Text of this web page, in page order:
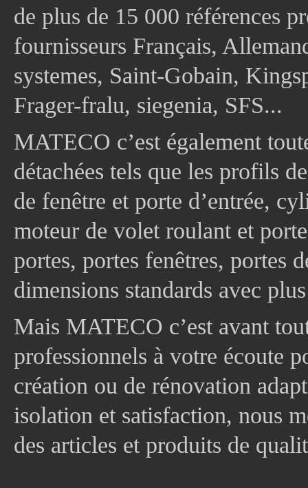
de plus de 15 000 références
fournisseurs Français,
systemes, Saint-Gobain,
Frager-fralu, siegenia, SFS...
MATECO c’est également
détachées tels que les profils
de fenêtre et porte d’entrée,
moteur de volet roulant et
portes, portes fenêtres, portes
dimensions standards avec
Mais MATECO c’est avant
professionnels à votre écoute
création ou de rénovation
isolation et satisfaction, nous
des articles et produits de